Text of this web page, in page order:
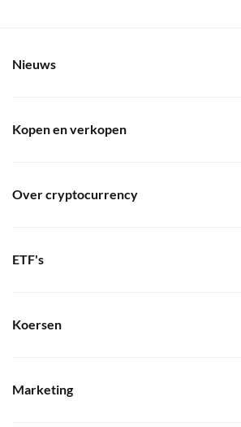
Nieuws
Kopen en verkopen
Over cryptocurrency
ETF's
Koersen
Marketing